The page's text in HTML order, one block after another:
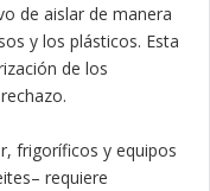
de aislar de manera
y los plásticos. Esta
de los
frigoríficos y equipos
requiere